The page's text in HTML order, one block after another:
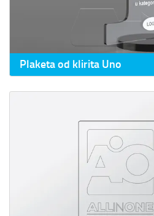
Plaketa od klirita Uno